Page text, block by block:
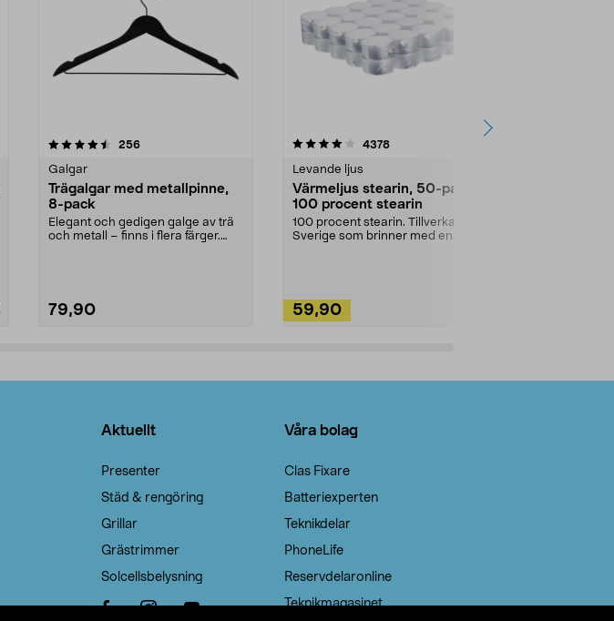
256recensioner
Galgar
Trägalgar med metallpinne,
8-pack
Elegant och gedigen galge av trä
och metall – finns i flera färger.
79,90
4.0av 5 stjärnor 4378recensioner
Levande ljus
Värmeljus stearin, 50-pack,
100 procent stearin
100 procent stearin. Tillverkade i
Sverige som brinner med en
59,90
4.5av 5 stjärnor
Aktuellt
Presenter
Städ & rengöring
Grillar
Grästrimmer
Solcellsbelysning
Våra bolag
Clas Fixare
Batteriexperten
Teknikdelar
PhoneLife
Reservdelaronline
Teknikmagasinet